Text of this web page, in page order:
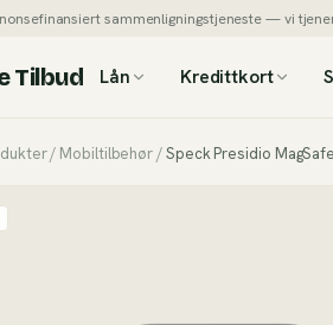
sammenligningstjeneste — vi
Tilbud Lån Kredittkort
/ Mobiltilbehør/Speck Presidio